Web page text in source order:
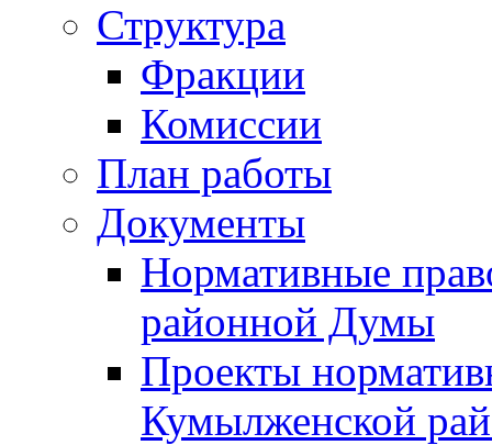
Структура
Фракции
Комиссии
План работы
Документы
Нормативные
районной Думы
Проекты
Кумылженской